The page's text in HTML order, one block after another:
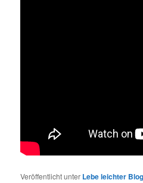
Veröffentlicht unter Lebe leichter Blog